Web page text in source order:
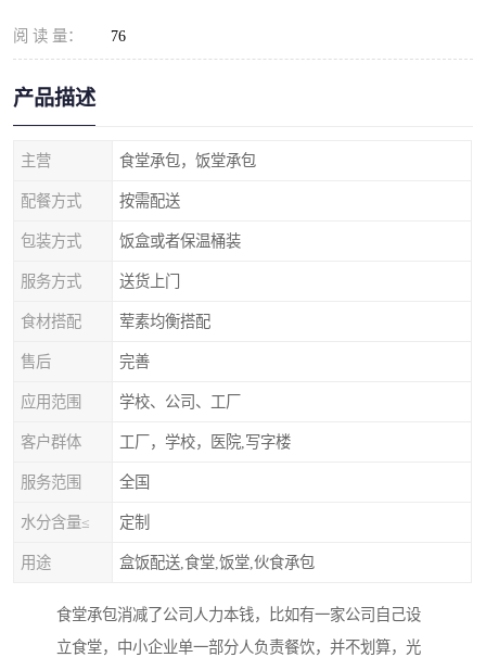
阅 读 量： 76
产品描述
主营 食堂承包，饭堂承包
配餐方式 按需配送
包装方式 饭盒或者保温桶装
服务方式 送货上门
食材搭配 荤素均衡搭配
售后 完善
应用范围 学校、公司、工厂
客户群体 工厂，学校，医院,写字楼
服务范围 全国
水分含量≤ 定制
用途 盒饭配送,食堂,饭堂,伙食承包
食堂承包消减了公司人力本钱，比如有一家公司自己设
立食堂，中小企业单一部分人负责餐饮，并不划算，光